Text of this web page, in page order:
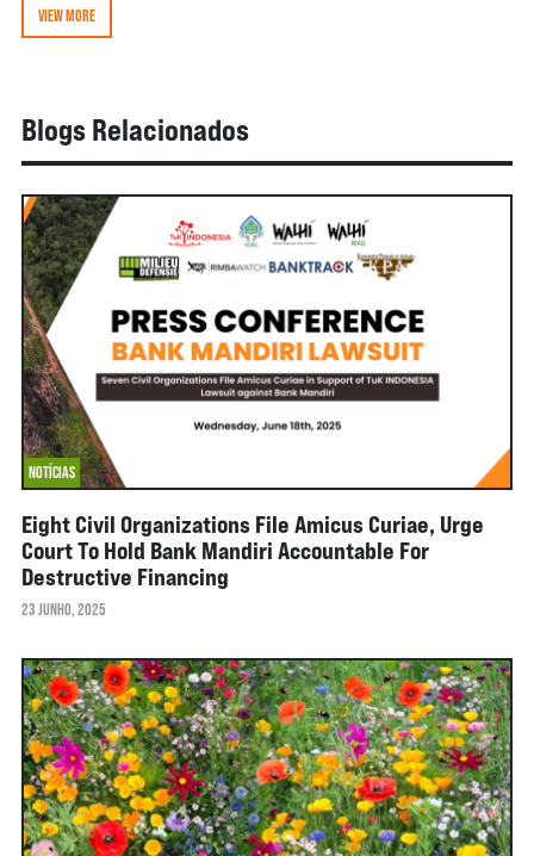
VIEW MORE
Blogs Relacionados
NOTÍCIAS
Eight Civil Organizations File Amicus Curiae, Urge
Court To Hold Bank Mandiri Accountable For
Destructive Financing
23 JUNHO, 2025